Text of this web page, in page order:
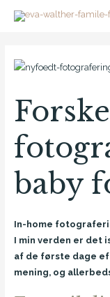
baby
In-home
I min verden er
af de første dage
mening, og